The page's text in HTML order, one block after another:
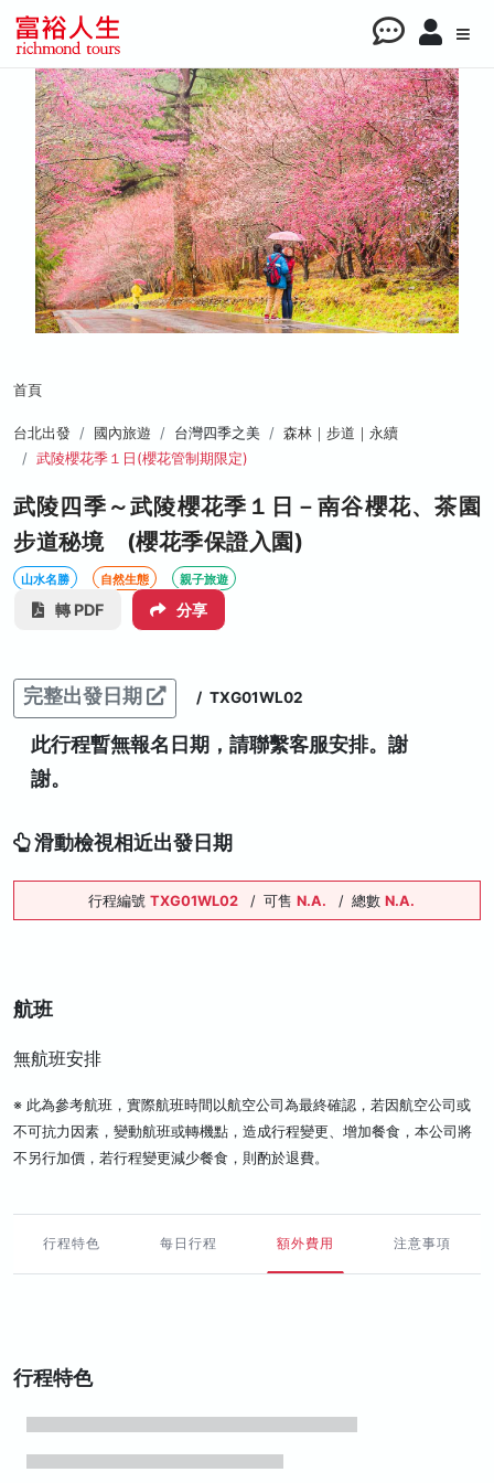
首頁
台北出發 國內旅遊 台灣四季之美
森林｜步道｜永續
武陵櫻花季１日(櫻花管制期限定)
武陵四季～武陵櫻花季１日－南谷櫻花、茶園
步道秘境 (櫻花季保證入園)
山水名勝 自然生態 親子旅遊
轉 PDF 分享
完整出發日期 / TXG01WL02
此行程暫無報名日期，請聯繫客服安排。謝
謝。
滑動檢視相近出發日期
行程編號 TXG01WL02 / 可售 N.A. / 總數 N.A.
航班
無航班安排
※ 此為參考航班，實際航班時間以航空公司為最終確認，若因航空公司或
不可抗力因素，變動航班或轉機點，造成行程變更、增加餐食，本公司將
不另行加價，若行程變更減少餐食，則酌於退費。
行程特色 每日行程 額外費用 注意事項
行程特色